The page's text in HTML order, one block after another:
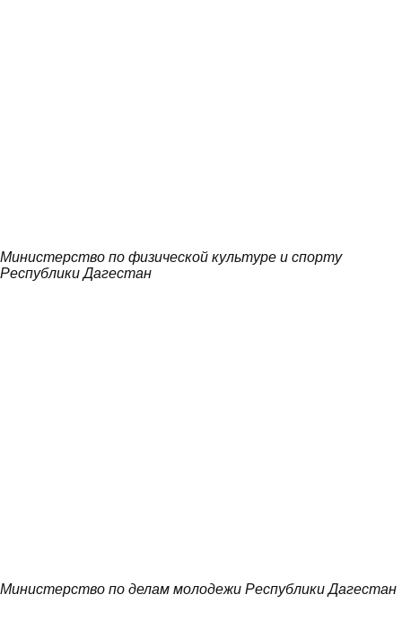
Министерство по физической культуре и спорту
Республики Дагестан
Министерство по делам молодежи Республики Дагестан